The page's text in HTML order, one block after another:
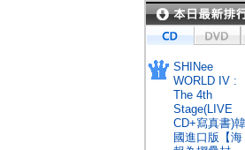
SHINee
WORLD IV :
The 4th
Stage(LIVE
CD+寫真書)韓
國進口版【海